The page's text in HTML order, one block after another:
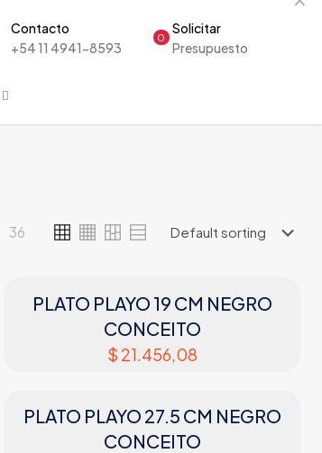
Contacto
+54 11 4941-8593
0
Solicitar
Presupuesto
36
PLATO PLAYO 19 CM NEGRO
CONCEITO
$ 21.456,08
PLATO PLAYO 27.5 CM NEGRO
CONCEITO